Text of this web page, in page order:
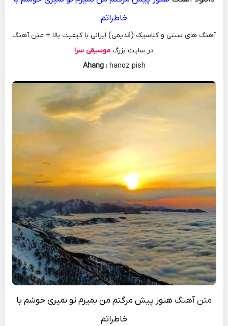
خاطراتم
آهنگ های سنتی و کلاسیک (قدیمی) ایرانی با کیفیت بالا + متن آهنگ
در سایت بزرگ موسیقی سرا
Ahang :hanoz pish
متن آهنگ هنوز پیش مرگتم من بمیرم تو نمیری خوشم با
خاطراتم